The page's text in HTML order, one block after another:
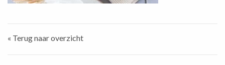
« Terug naar overzicht